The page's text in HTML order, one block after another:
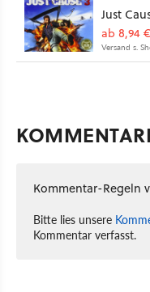
Just
ab 8,94 €
Versand s.
Kommentar-Regeln
Bitte lies unsere
Kommentar verfasst.